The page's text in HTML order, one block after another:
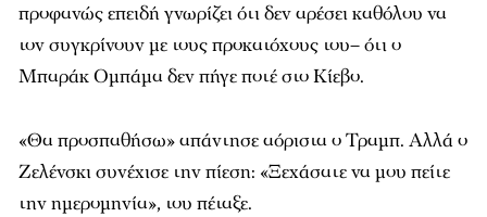
προφανώς επειδή γνωρίζει ότι δεν αρέσει καθόλου να
τον συγκρίνουν με τους προκατόχους του– ότι ο
Μπαράκ Ομπάμα δεν πήγε ποτέ στο Κίεβο.
«Θα προσπαθήσω» απάντησε αόριστα ο Τραμπ. Αλλά ο
Ζελένσκι συνέχισε την πίεση: «Ξεχάσατε να μου πείτε
την ημερομηνία», του πέταξε.